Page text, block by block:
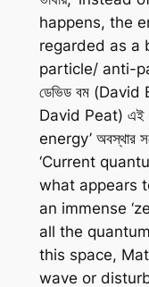
happens, the
regarded as a
particle/ anti-
ডেভিড বম (David
David Peat) এই
energy’ অবস্থার
‘Current
what appears
an immense
all the
this space,
wave or